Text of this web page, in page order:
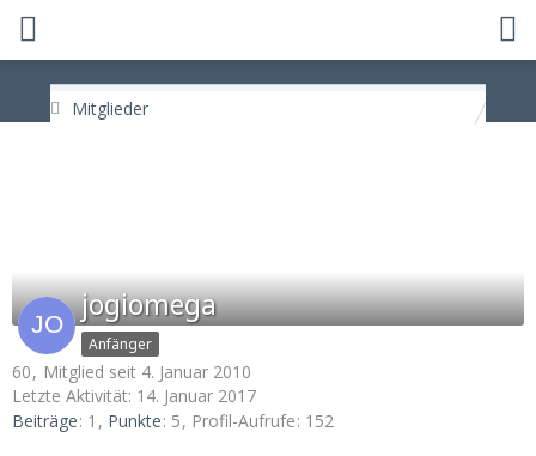
Mitglieder
jogiomega
Anfänger
60
Mitglied seit 4. Januar 2010
Letzte Aktivität: 14. Januar 2017
Beiträge 1 Punkte 5 Profil-Aufrufe 152